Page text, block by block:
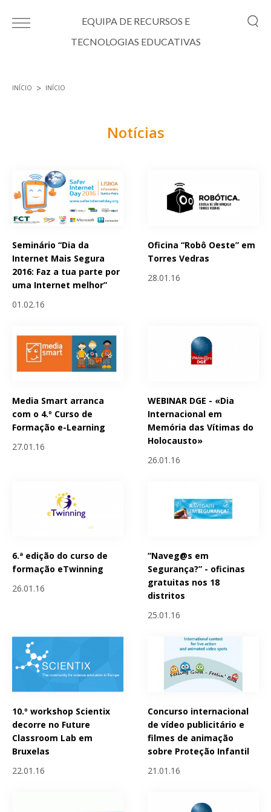
EQUIPA DE RECURSOS E
TECNOLOGIAS EDUCATIVAS
INÍCIO INÍCIO
Notícias
Seminário “Dia da
Internet Mais Segura
2016: Faz a tua parte por
uma Internet melhor”
01.02.16
Oficina “Robô Oeste” em
Torres Vedras
28.01.16
Media Smart arranca
com o 4.º Curso de
Formação e-Learning
27.01.16
WEBINAR DGE - «Dia
Internacional em
Memória das Vítimas do
Holocausto»
26.01.16
6.ª edição do curso de
formação eTwinning
26.01.16
“Naveg@s em
Segurança?” - oficinas
gratuitas nos 18
distritos
25.01.16
10.º workshop Scientix
decorre no Future
Classroom Lab em
Bruxelas
22.01.16
Concurso internacional
de vídeo publicitário e
filmes de animação
sobre Proteção Infantil
21.01.16
Páginas